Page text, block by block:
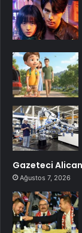
Gazeteci Alican
Ağustos 7, 2026